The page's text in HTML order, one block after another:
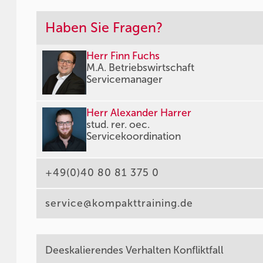
Haben Sie Fragen?
Herr Finn Fuchs
M.A. Betriebswirtschaft
Servicemanager
Herr Alexander Harrer
stud. rer. oec.
Servicekoordination
+49(0)40 80 81 375 0
service@kompakttraining.de
Deeskalierendes Verhalten Konfliktfall